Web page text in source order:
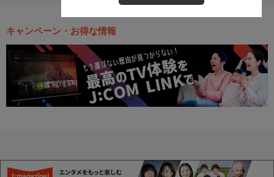
キャンペーン・お得な情報